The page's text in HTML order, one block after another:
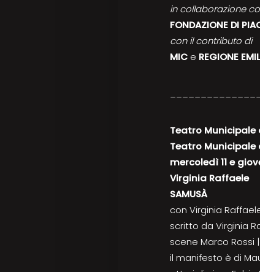
in collaborazione
FONDAZIONE DI
con il contributo di
MIC e REGIONE
Teatro Municipale
Teatro Municipale
mercoledì 11 e
Virginia Raffaele
SAMUSÀ
con Virginia
scritto da Virginia
scene Marco Rossi
il manifesto è di